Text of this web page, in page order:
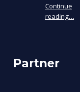
Continue
reading…
Partner